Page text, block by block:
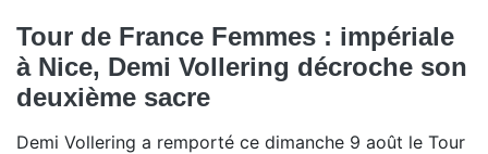
Tour de France Femmes : impériale
à Nice, Demi Vollering décroche son
deuxième sacre
Demi Vollering a remporté ce dimanche 9 août le Tour